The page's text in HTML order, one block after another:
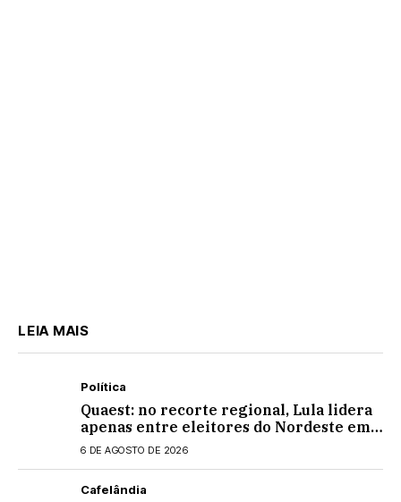
LEIA MAIS
Política
Quaest: no recorte regional, Lula lidera
apenas entre eleitores do Nordeste em
eventual 2º turno contra Flávio
6 DE AGOSTO DE 2026
Cafelândia